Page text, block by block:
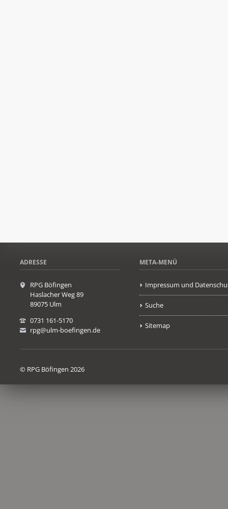
ADRESSE
RPG Böfingen
Haslacher Weg 89
89075 Ulm
0731 161-5170
rpg@ulm-boefingen.de
META-MENÜ
Impressum und
Suche
Sitemap
© RPG Böfingen 2026